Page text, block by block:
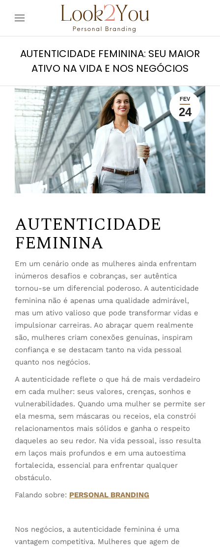
AUTENTICIDADE FEMININA: SEU MAIOR
ATIVO NA VIDA E NOS NEGÓCIOS
FEV
24
AUTENTICIDADE
FEMININA
Em um cenário onde as mulheres ainda enfrentam
inúmeros desafios e cobranças, ser autêntica
tornou-se um diferencial poderoso. A autenticidade
feminina não é apenas uma qualidade admirável,
mas um ativo valioso que pode transformar vidas e
impulsionar carreiras. Ao abraçar quem realmente
são, mulheres criam conexões genuínas, inspiram
confiança e se destacam tanto na vida pessoal
quanto nos negócios.
A autenticidade reflete o que há de mais verdadeiro
em cada mulher: seus valores, crenças, sonhos e
vulnerabilidades. Quando uma mulher se permite ser
ela mesma, sem máscaras ou receios, ela constrói
relacionamentos mais sólidos e ganha o respeito
daqueles ao seu redor. Na vida pessoal, isso resulta
em laços mais profundos e em uma autoestima
fortalecida, essencial para enfrentar qualquer
obstáculo.
Falando sobre: PERSONAL BRANDING
Nos negócios, a autenticidade feminina é uma
vantagem competitiva. Mulheres que agem de